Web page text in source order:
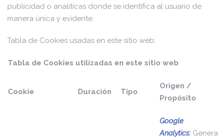
publicidad o analíticas donde se identifica al usuario de
manera única y evidente.
Tabla de Cookies usadas en este sitio web:
Tabla de Cookies utilizadas en este sitio web
Cookie Duración Tipo
Origen /
Propósito
Google
Analytics: